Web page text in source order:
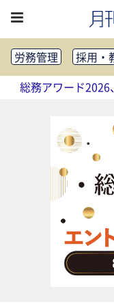
労務管理 採用・
健康経営
働き方
法務・コンプライ
リスクマネジメント
社外・社内広報
社外・社内コミュ
FM・オフィス移転
テクノロジー活用
助成金・補助金・
アウトソーシング・
総務アワード2026